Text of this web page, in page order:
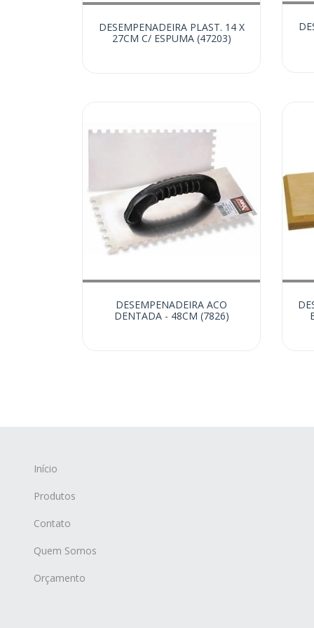
DESEMPENADEIRA PLAST. 14 X
27CM C/ ESPUMA (47203)
DESEMPENADEIRA ACO
DENTADA - 48CM (7826)
Início
Produtos
Contato
Quem Somos
Orçamento